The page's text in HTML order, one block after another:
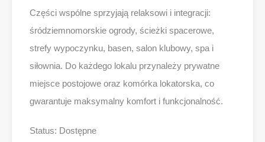
Części wspólne sprzyjają relaksowi i integracji:
śródziemnomorskie ogrody, ścieżki spacerowe,
strefy wypoczynku, basen, salon klubowy, spa i
siłownia. Do każdego lokalu przynależy prywatne
miejsce postojowe oraz komórka lokatorska, co
gwarantuje maksymalny komfort i funkcjonalność.
Status: Dostępne